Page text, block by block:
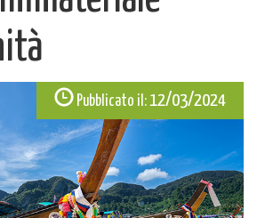
Pubblicato il:12/03/2024